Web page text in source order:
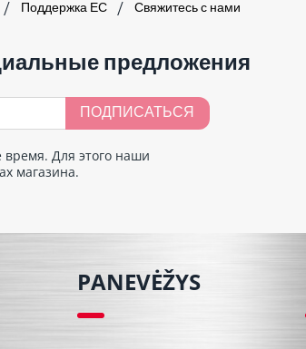
Поддержка ЕС Свяжитесь с нами
предложения
ПОДПИСАТЬСЯ
время. Для этого наши
магазина.
PANEVĖŽYS